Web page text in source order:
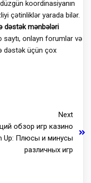
koordinasiyanın
çətinliklər yarada bilər.
dəstək mənbələri
saytı, onlayn forumlar və
dəstək üçün çox
Next
обзор игр казино
Up: Плюсы и минусы
различных игр